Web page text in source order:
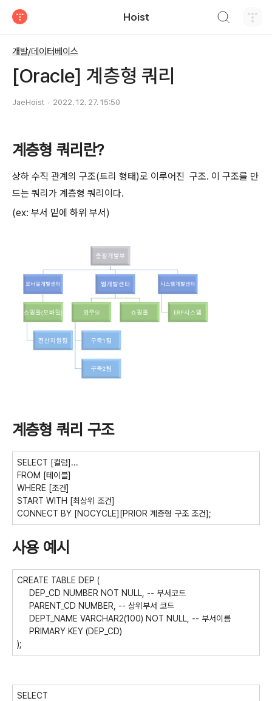
Hoist
개발/데이터베이스
[Oracle] 계층형 쿼리
JaeHoist 2022. 12. 27. 15:50
계층형 쿼리란?
상하 수직 관계의 구조(트리 형태)로 이루어진 구조. 이 구조를 만
드는 쿼리가 계층형 쿼리이다.
(ex: 부서 밑에 하위 부서)
계층형 쿼리 구조
SELECT [컬럼]...
FROM [테이블]
WHERE [조건]
START WITH [최상위 조건]
CONNECT BY [NOCYCLE][PRIOR 계층형 구조 조건];
사용 예시
CREATE TABLE DEP (
DEP_CD NUMBER NOT NULL, -- 부서코드
PARENT_CD NUMBER, -- 상위부서 코드
DEPT_NAME VARCHAR2(100) NOT NULL, -- 부서이름
PRIMARY KEY (DEP_CD)
);
SELECT